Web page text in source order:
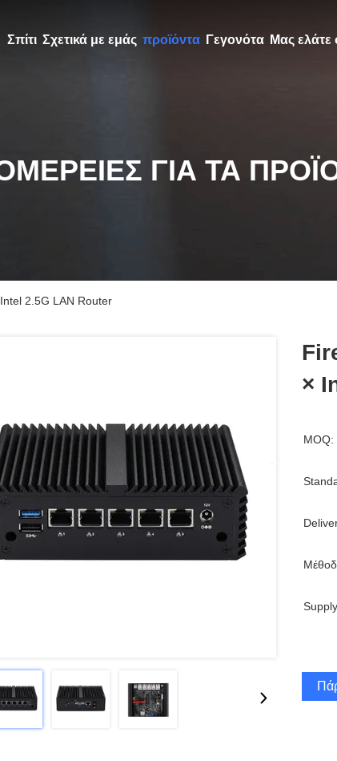
Σπίτι Σχετικά με εμάς προϊόντα Γεγονότα Μας
ΓΙΑ ΤΑ
2.5G LAN Router
×
MOQ: